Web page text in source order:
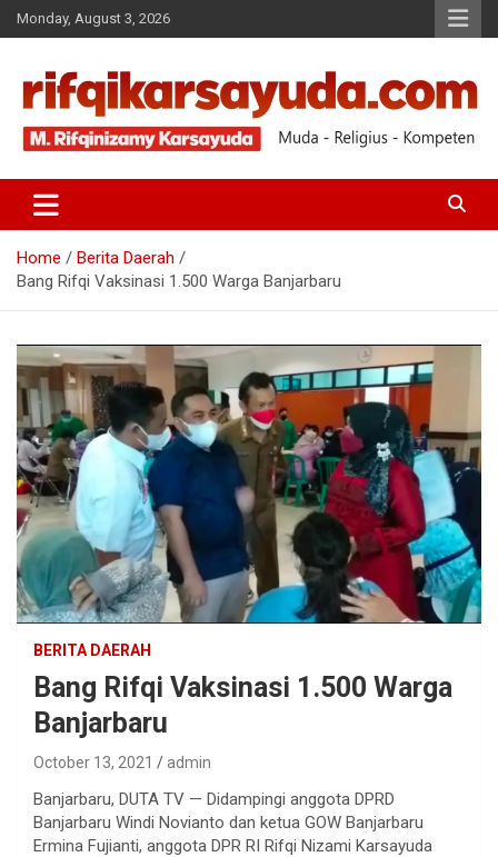
Monday, August 3, 2026
RIFQI KARSAYUDA
Home
Berita Daerah
Bang Rifqi Vaksinasi 1.500 Warga Banjarbaru
BERITA DAERAH
Bang Rifqi Vaksinasi 1.500 Warga
Banjarbaru
October 13, 2021 admin
Banjarbaru, DUTA TV — Didampingi anggota DPRD
Banjarbaru Windi Novianto dan ketua GOW Banjarbaru
Ermina Fujianti, anggota DPR RI Rifqi Nizami Karsayuda